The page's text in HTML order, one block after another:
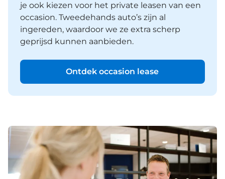
je ook kiezen voor het private leasen van een
occasion. Tweedehands auto’s zijn al
ingereden, waardoor we ze extra scherp
geprijsd kunnen aanbieden.
Ontdek occasion lease